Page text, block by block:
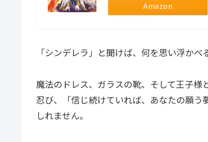
Amazon
「シンデレラ」と聞けば、何を思い浮かべ
魔法のドレス、ガラスの靴、そして王子
忍び、「信じ続けていれば、あなたの願
しれません。